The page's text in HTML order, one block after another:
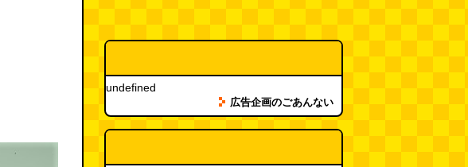
10:00)
(デイリーポータルZ) (08.03 17:00)
現役、コスモスの自販機(読者投
undefined
広告企画のごあんない